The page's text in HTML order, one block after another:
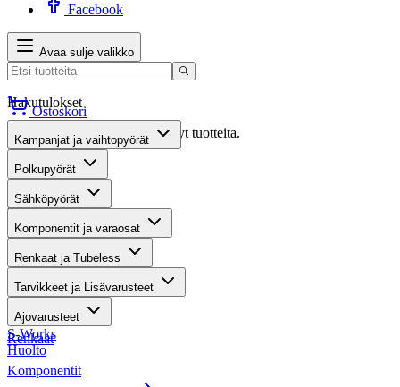
Facebook
Avaa sulje valikko
Hakutulokset
Valitettavasti haullasi ei löytynyt tuotteita.
Suositut osastot
Gravel-pyörät
Maastosähköpyörät
Kaupunkisähköpyörät
Renkaat
Komponentit
Ostoskori
Kampanjat ja vaihtopyörät
Polkupyörät
Sähköpyörät
Komponentit ja varaosat
Renkaat ja Tubeless
Tarvikkeet ja Lisävarusteet
Ajovarusteet
S-Works
Huolto